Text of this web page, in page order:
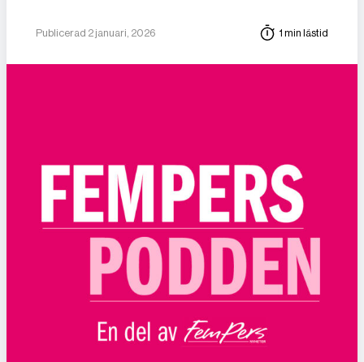
Publicerad 2 januari, 2026 1 min lästid